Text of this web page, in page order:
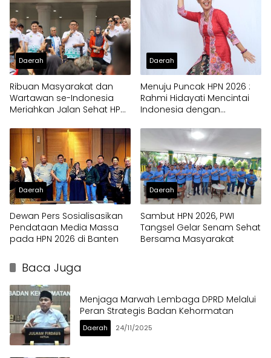
Daerah
Ribuan Masyarakat dan
Wartawan se-Indonesia
Meriahkan Jalan Sehat HPN
Daerah
Menuju Puncak HPN 2026 :
Rahmi Hidayati Mencintai
Indonesia dengan
Daerah
Dewan Pers Sosialisasikan
Pendataan Media Massa
pada HPN 2026 di Banten
Daerah
Sambut HPN 2026, PWI
Tangsel Gelar Senam Sehat
Bersama Masyarakat
Baca Juga
Menjaga Marwah Lembaga DPRD Melalui
Peran Strategis Badan Kehormatan
Daerah 24/11/2025